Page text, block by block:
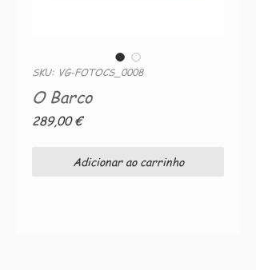
SKU: VG-FOTOCS_0008
O Barco
289,00 €Preço
Adicionar ao carrinho